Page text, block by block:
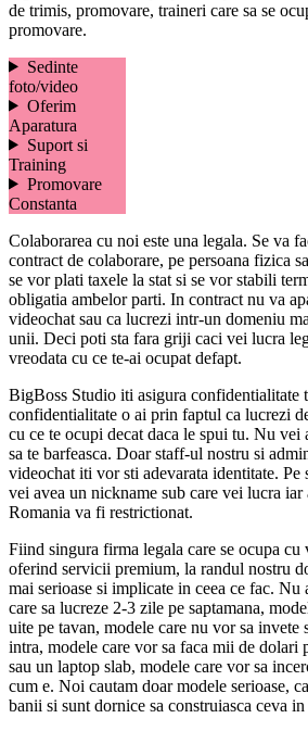
de trimis, promovare, traineri care sa se
promovare.
Sedinte
foto/video
Oferim
Aparatura
Suport si
Training
Promovare
Constanta
Colaborarea cu noi este una legala. Se va
contract de colaborare, pe persoana fizica
se vor plati taxele la stat si se vor stabili
obligatia ambelor parti. In contract nu va
videochat sau ca lucrezi intr-un domeniu
unii. Deci poti sta fara griji caci vei lucra
vreodata cu ce te-ai ocupat defapt.
BigBoss Studio iti asigura confidentialitate
confidentialitate o ai prin faptul ca lucrezi
cu ce te ocupi decat daca le spui tu. Nu vei
sa te barfeasca. Doar staff-ul nostru si
videochat iti vor sti adevarata identitate. Pe
vei avea un nickname sub care vei lucra iar
Romania va fi restrictionat.
Fiind singura firma legala care se ocupa cu
oferind servicii premium, la randul nostru
mai serioase si implicate in ceea ce fac. Nu
care sa lucreze 2-3 zile pe saptamana,
uite pe tavan, modele care nu vor sa invete
intra, modele care vor sa faca mii de dolari
sau un laptop slab, modele care vor sa
cum e. Noi cautam doar modele serioase,
banii si sunt dornice sa construiasca ceva